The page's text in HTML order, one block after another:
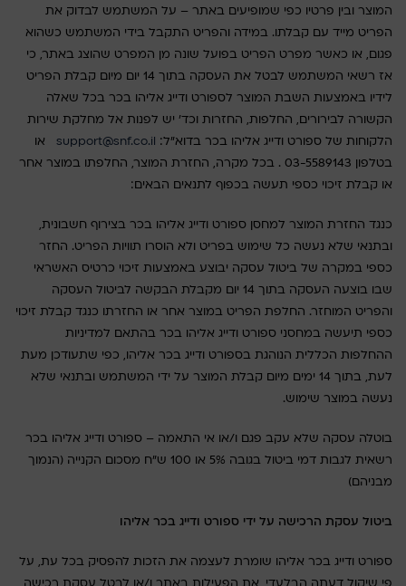
המוצר ובין פרטיו כפי שמופיעים באתר – על המשתמש לבדוק את
הפריט מייד עם קבלתו. במידה והפריט התקבל בידי המשתמש כשהוא
פגום, או כאשר מפרט הפריט בפועל שונה מן המפרט שהוצג באתר, כי
אז רשאי המשתמש לבטל את העסקה בתוך 14 יום מיום קבלת הפריט
לידיו באמצעות השבת המוצר לספורט ודייג אליהו בכר בכל שאלה
הקשורה לבירורים, החלפות, החזרות וכד' יש לפנות אל מחלקת שירות
הלקוחות של ספורט ודייג אליהו בכר בדוא"ל: support@snf.co.il או
בטלפון 03-5589143 . בכל מקרה, החזרת המוצר, החלפתו במוצר אחר
או קבלת זיכוי כספי תעשה בכפוף לתנאים הבאים:
כנגד החזרת המוצר למחסן ספורט ודייג אליהו בכר בצירוף חשבונית,
ובתנאי שלא נעשה כל שימוש בפריט ולא הוסרו תוויות הפריט. החזר
כספי במקרה של ביטול עסקה יבוצע באמצעות זיכוי כרטיס האשראי
שבו בוצעה העסקה בתוך 14 יום מקבלת הבקשה לביטול העסקה
והפריט המוחזר. החלפת הפריט במוצר אחר או החזרתו כנגד קבלת זיכוי
כספי תיעשה במחסני ספורט ודייג אליהו בכר בהתאם למדיניות
ההחלפות הכללית הנוהגת בספורט ודייג בכר אליהו, כפי שתעודכן מעת
לעת, בתוך 14 ימים מיום קבלת המוצר על ידי המשתמש ובתנאי שלא
נעשה במוצר שימוש.
בוטלה עסקה שלא עקב פגם ו/או אי התאמה – ספורט ודייג אליהו בכר
רשאית לגבות דמי ביטול בגובה 5% או 100 ש"ח מסכום הקנייה (הנמוך
מבניהם)
ביטול עסקת הרכישה על ידי ספורט ודייג בכר אליהו
ספורט ודייג בכר אליהו שומרת לעצמה את הזכות להפסיק בכל עת, על